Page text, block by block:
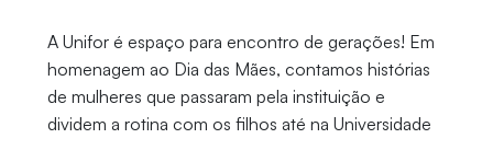
A Unifor é espaço para encontro de gerações! Em
homenagem ao Dia das Mães, contamos histórias
de mulheres que passaram pela instituição e
dividem a rotina com os filhos até na Universidade